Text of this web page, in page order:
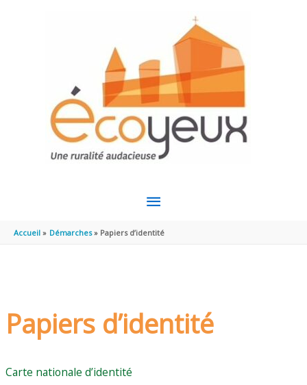
MENU
PRINCIPAL
Accueil Démarches Papiers d’identité
Papiers d’identité
Carte nationale d’identité